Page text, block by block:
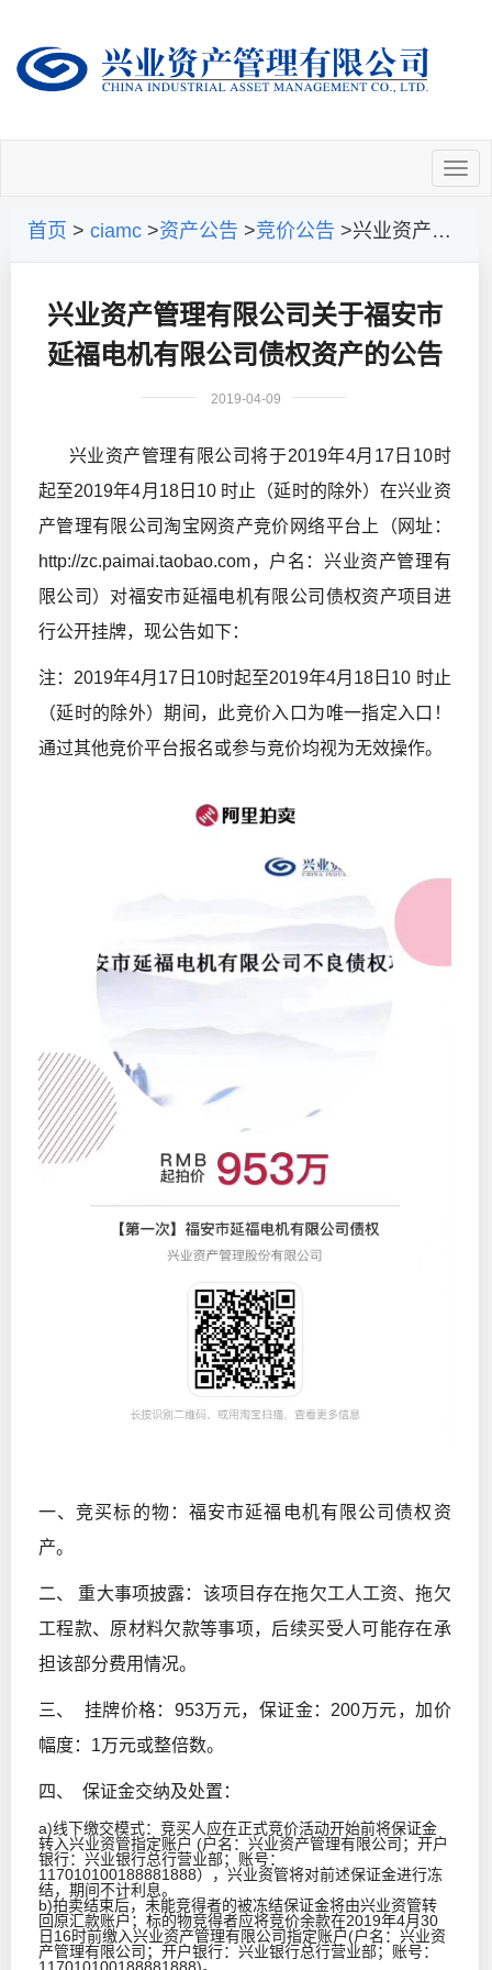
首页 > ciamc >资产公告 >竞价公告 >兴业资产管理有限公司关于福安市延福电机有限公司债权资产的公告
兴业资产管理有限公司关于福安市
延福电机有限公司债权资产的公告
2019-04-09
兴业资产管理有限公司将于2019年4月17日10时
起至2019年4月18日10 时止（延时的除外）在兴业资
产管理有限公司淘宝网资产竞价网络平台上（网址：
http://zc.paimai.taobao.com，户名：兴业资产管理有
限公司）对福安市延福电机有限公司债权资产项目进
行公开挂牌，现公告如下：
注：2019年4月17日10时起至2019年4月18日10 时止
（延时的除外）期间，此竞价入口为唯一指定入口！
通过其他竞价平台报名或参与竞价均视为无效操作。
一、竞买标的物：福安市延福电机有限公司债权资
产。
二、 重大事项披露：该项目存在拖欠工人工资、拖欠
工程款、原材料欠款等事项，后续买受人可能存在承
担该部分费用情况。
三、 挂牌价格：953万元，保证金：200万元，加价
幅度：1万元或整倍数。
四、 保证金交纳及处置：
a)线下缴交模式：竞买人应在正式竞价活动开始前将保证金
转入兴业资管指定账户 (户名：兴业资产管理有限公司；开户
银行：兴业银行总行营业部；账号：
117010100188881888），兴业资管将对前述保证金进行冻
结，期间不计利息。
b)拍卖结束后，未能竞得者的被冻结保证金将由兴业资管转
回原汇款账户；标的物竞得者应将竞价余款在2019年4月30
日16时前缴入兴业资产管理有限公司指定账户(户名：兴业资
产管理有限公司；开户银行：兴业银行总行营业部；账号：